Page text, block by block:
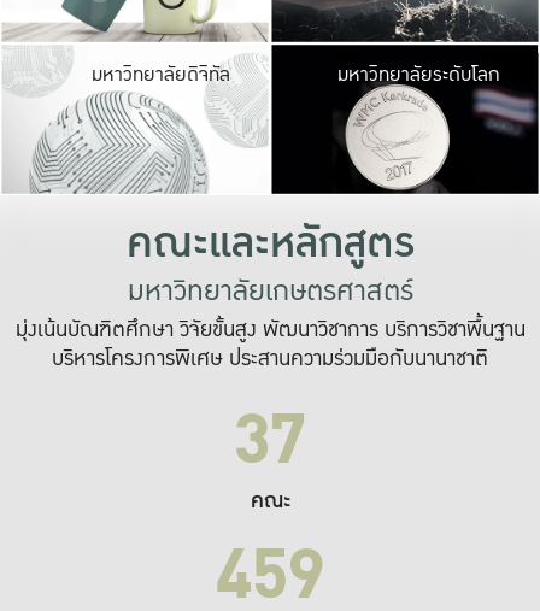
มหาวิทยาลัยดิจิทัล มหาวิ
เปลี่ยนแปลง แล
เพื่อทำง
ระบบสารสนเทศ
มหาวิทยาลัยระดับโลก
คณะและหลักสูตร
มหาวิทยาลัยเกษตรศาสตร์
มุ่งเน้นบัณฑิตศึกษา วิจัยขั้นสูง พัฒนาวิชาการ บริการวิชาพื้นฐาน
บริหารโครงการพิเศษ ประสานความร่วมมือกับนานาชาติ
37
คณะ
459